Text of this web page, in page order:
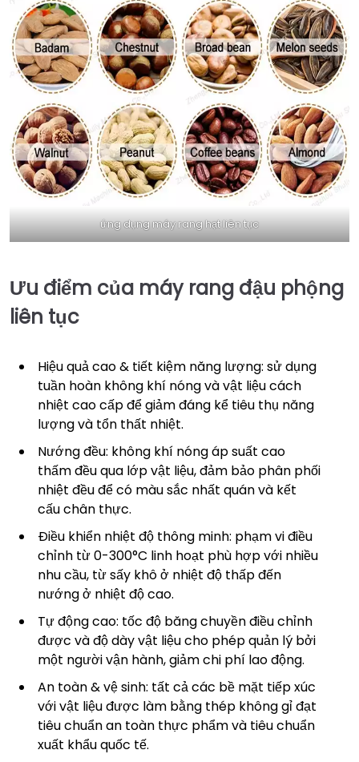
ứng dụng máy rang hạt liên tục
Ưu điểm của máy rang đậu phộng
liên tục
Hiệu quả cao & tiết kiệm năng lượng: sử dụng
tuần hoàn không khí nóng và vật liệu cách
nhiệt cao cấp để giảm đáng kể tiêu thụ năng
lượng và tổn thất nhiệt.
Nướng đều: không khí nóng áp suất cao
thấm đều qua lớp vật liệu, đảm bảo phân phối
nhiệt đều để có màu sắc nhất quán và kết
cấu chân thực.
Điều khiển nhiệt độ thông minh: phạm vi điều
chỉnh từ 0-300°C linh hoạt phù hợp với nhiều
nhu cầu, từ sấy khô ở nhiệt độ thấp đến
nướng ở nhiệt độ cao.
Tự động cao: tốc độ băng chuyền điều chỉnh
được và độ dày vật liệu cho phép quản lý bởi
một người vận hành, giảm chi phí lao động.
An toàn & vệ sinh: tất cả các bề mặt tiếp xúc
với vật liệu được làm bằng thép không gỉ đạt
tiêu chuẩn an toàn thực phẩm và tiêu chuẩn
xuất khẩu quốc tế.